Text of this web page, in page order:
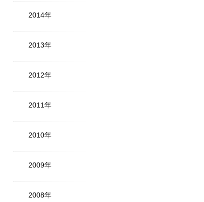
2014年
2013年
2012年
2011年
2010年
2009年
2008年